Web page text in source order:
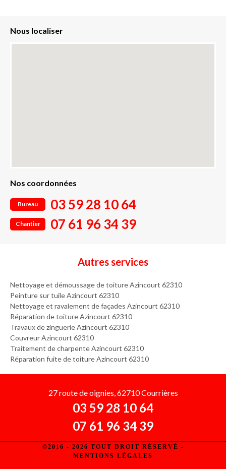
Nous localiser
Nos coordonnées
Bureau 03 59 28 10 64
Chantier 07 61 96 34 39
Autres services
Nettoyage et démoussage de toiture Azincourt 62310
Peinture sur tuile Azincourt 62310
Nettoyage et ravalement de façades Azincourt 62310
Réparation de toiture Azincourt 62310
Travaux de zinguerie Azincourt 62310
Couvreur Azincourt 62310
Traitement de charpente Azincourt 62310
Réparation fuite de toiture Azincourt 62310
27 route de oignies, 62710 Courrières
03 59 28 10 64
07 61 96 34 39
©2016 - 2026 TOUT DROIT RÉSERVÉ -
MENTIONS LÉGALES